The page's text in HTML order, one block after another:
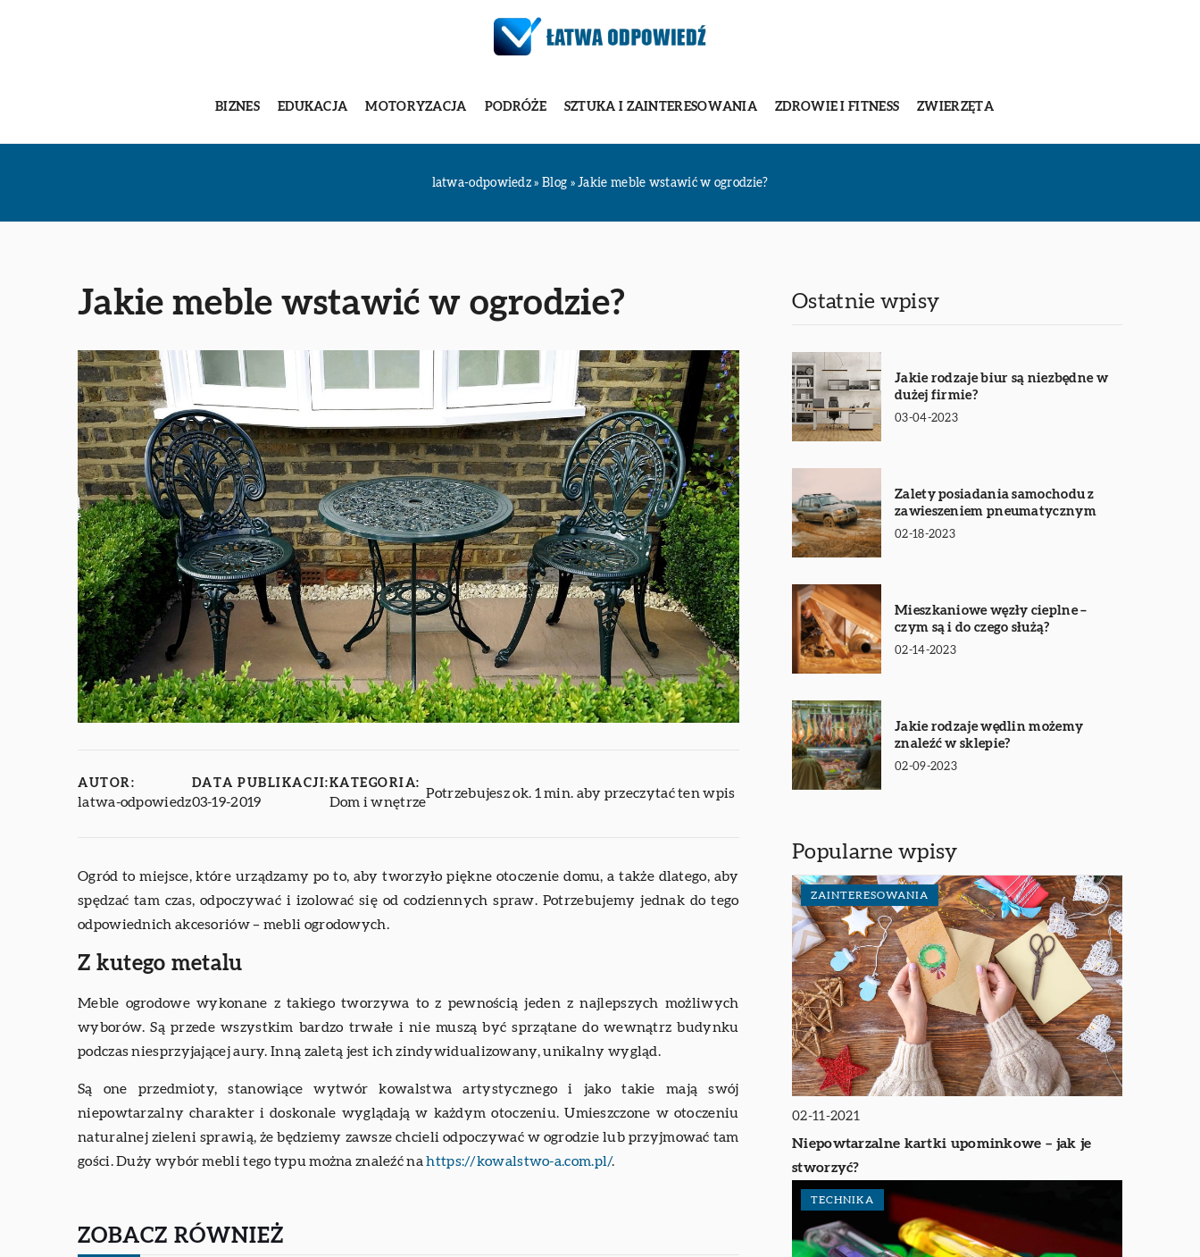
BIZNES EDUKACJA MOTORYZACJA PODRÓŻE SZTUKA I ZAINTERESOWANIA ZDROWIE I FITNESS ZWIERZĘTA
latwa-odpowiedz » Blog »Jakie meble wstawić w ogrodzie?
Jakie meble wstawić w ogrodzie?
AUTOR:
latwa-odpowiedz
DATA PUBLIKACJI:
03-19-2019
KATEGORIA:
Dom i wnętrze
Potrzebujesz ok. 1 min. aby przeczytać ten wpis
Ogród to miejsce, które urządzamy po to, aby tworzyło piękne otoczenie domu, a także dlatego, aby
spędzać tam czas, odpoczywać i izolować się od codziennych spraw. Potrzebujemy jednak do tego
odpowiednich akcesoriów – mebli ogrodowych.
Z kutego metalu
Meble ogrodowe wykonane z takiego tworzywa to z pewnością jeden z najlepszych możliwych
wyborów. Są przede wszystkim bardzo trwałe i nie muszą być sprzątane do wewnątrz budynku
podczas niesprzyjającej aury. Inną zaletą jest ich zindywidualizowany, unikalny wygląd.
Są one przedmioty, stanowiące wytwór kowalstwa artystycznego i jako takie mają swój
niepowtarzalny charakter i doskonale wyglądają w każdym otoczeniu. Umieszczone w otoczeniu
naturalnej zieleni sprawią, że będziemy zawsze chcieli odpoczywać w ogrodzie lub przyjmować tam
gości. Duży wybór mebli tego typu można znaleźć nahttps://kowalstwo-a.com.pl/.
ZOBACZ RÓWNIEŻ
Ostatnie wpisy
Jakie rodzaje biur są niezbędne w
dużej firmie?
03-04-2023
Zalety posiadania samochodu z
zawieszeniem pneumatycznym
02-18-2023
Mieszkaniowe węzły cieplne –
czym są i do czego służą?
02-14-2023
Jakie rodzaje wędlin możemy
znaleźć w sklepie?
02-09-2023
Popularne wpisy
ZAINTERESOWANIA
02-11-2021
Niepowtarzalne kartki upominkowe – jak je
stworzyć?
TECHNIKA